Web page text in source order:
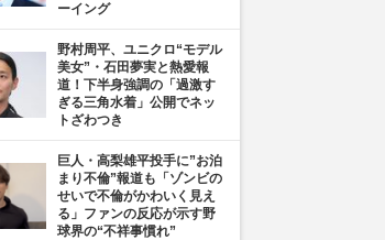
ーイング
野村周平、ユニクロ“モデル
美女”・石田夢実と熱愛報
道！下半身強調の「過激す
ぎる三角水着」公開でネッ
トざわつき
巨人・高梨雄平投手に”お泊
まり不倫”報道も「ゾンビの
せいで不倫がかわいく見え
る」ファンの反応が示す野
球界の“不祥事慣れ”